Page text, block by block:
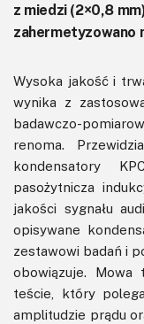
z miedzi (2×0,8
zahermetyzowano
Wysoka jakość i
wynika z
badawczo-
renoma.
kondensatory
pasożytnicza
jakości sygnału
opisywane
zestawowi badań i
obowiązuje.
teście, który
amplitudzie prądu